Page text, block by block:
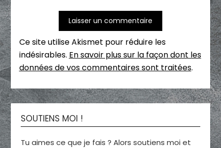
Ce site utilise Akismet pour réduire les
indésirables. En savoir plus sur la façon dont les
données de vos commentaires sont traitées.
SOUTIENS MOI !
Tu aimes ce que je fais ? Alors soutiens moi et